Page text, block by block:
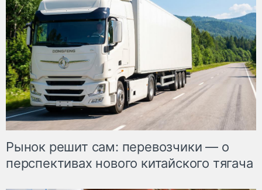
Рынок решит сам: перевозчики — о
перспективах нового китайского тягача